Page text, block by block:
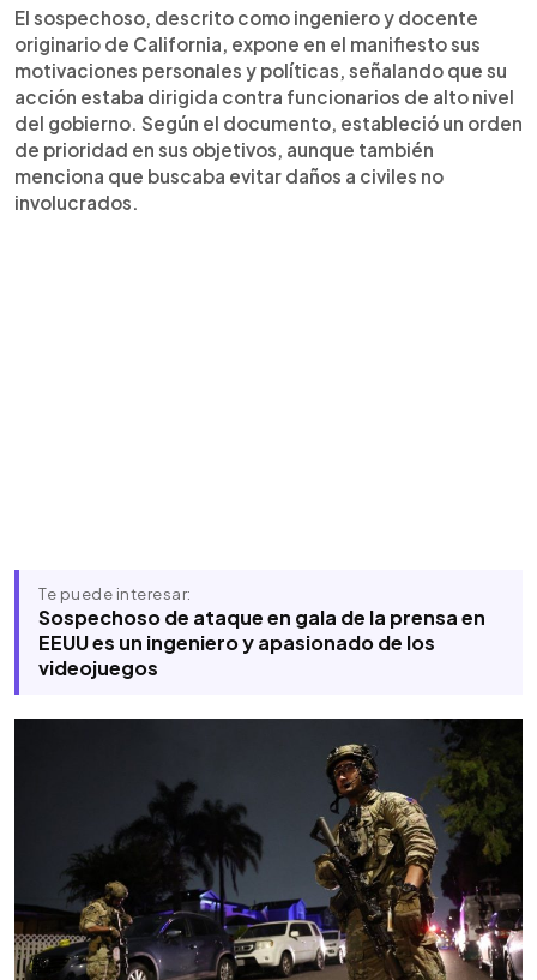
seguridad y prevención en eventos oficiales.
El sospechoso, descrito como ingeniero y docente
originario de California, expone en el manifiesto sus
motivaciones personales y políticas, señalando que su
acción estaba dirigida contra funcionarios de alto nivel
del gobierno. Según el documento, estableció un orden
de prioridad en sus objetivos, aunque también
menciona que buscaba evitar daños a civiles no
involucrados.
Te puede interesar:
Sospechoso de ataque en gala de la prensa en
EEUU es un ingeniero y apasionado de los
videojuegos